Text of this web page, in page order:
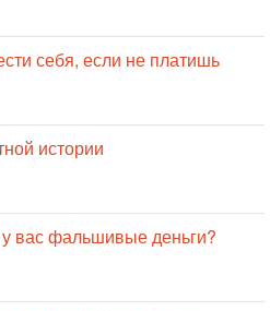
себя, если не платишь
истории
у вас фальшивые деньги?